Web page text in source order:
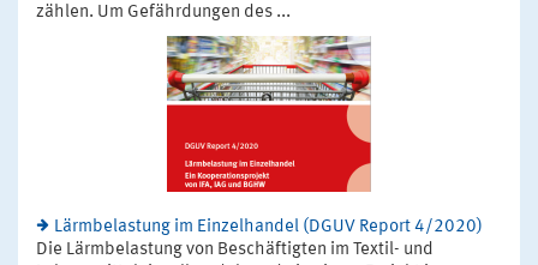
zählen. Um Gefährdungen des ...
Lärmbelastung im Einzelhandel (DGUV Report 4/2020)
Die Lärmbelastung von Beschäftigten im Textil- und